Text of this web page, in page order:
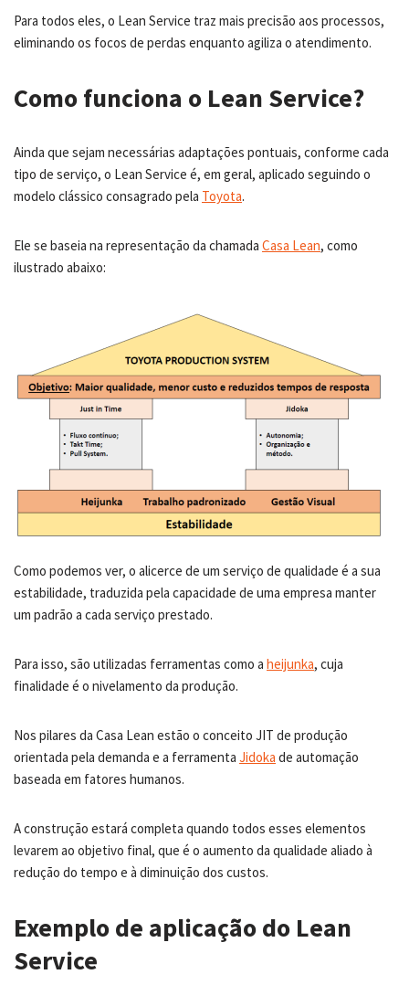
Para todos eles, o Lean Service traz mais precisão aos processos,
eliminando os focos de perdas enquanto agiliza o atendimento.
Como funciona o Lean Service?
Ainda que sejam necessárias adaptações pontuais, conforme cada
tipo de serviço, o Lean Service é, em geral, aplicado seguindo o
modelo clássico consagrado pela Toyota.
Ele se baseia na representação da chamada Casa Lean, como
ilustrado abaixo:
Como podemos ver, o alicerce de um serviço de qualidade é a sua
estabilidade, traduzida pela capacidade de uma empresa manter
um padrão a cada serviço prestado.
Para isso, são utilizadas ferramentas como a heijunka, cuja
finalidade é o nivelamento da produção.
Nos pilares da Casa Lean estão o conceito JIT de produção
orientada pela demanda e a ferramenta Jidoka de automação
baseada em fatores humanos.
A construção estará completa quando todos esses elementos
levarem ao objetivo final, que é o aumento da qualidade aliado à
redução do tempo e à diminuição dos custos.
Exemplo de aplicação do Lean
Service